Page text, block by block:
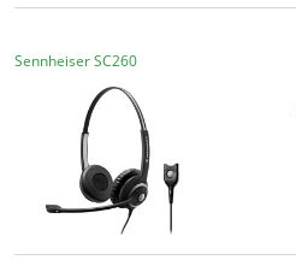
Sennheiser SC260